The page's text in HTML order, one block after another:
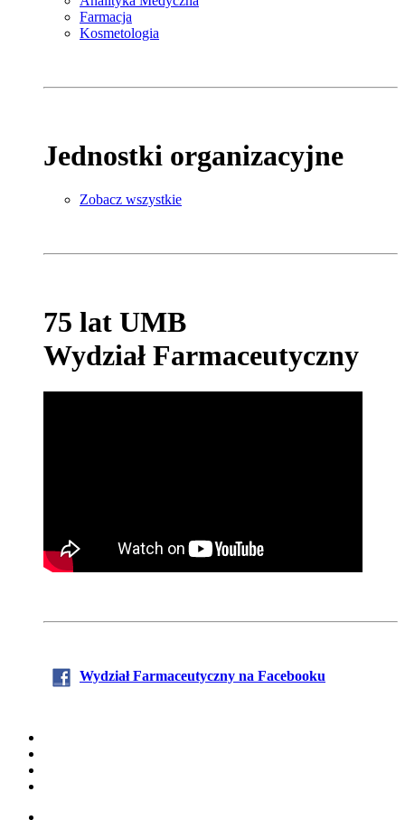
Farmacja
Kosmetologia
Jednostki organizacyjne
Zobacz wszystkie
75 lat UMB
Wydział Farmaceutyczny
Wydział Farmaceutyczny na Facebooku